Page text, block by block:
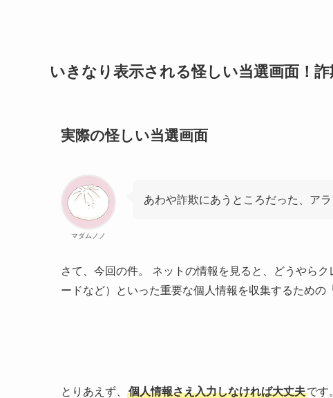
いきなり表示される怪しい当選画面！詐
実際の怪しい当選画面
マダムノノ
あわや詐欺にあうところだった、ア
さて、今回の件。 ネットの情報を見ると、どうやら
ードなど）といった重要な個人情報を収集するための
とりあえず、 個人情報さえ入力しなければ大丈夫です